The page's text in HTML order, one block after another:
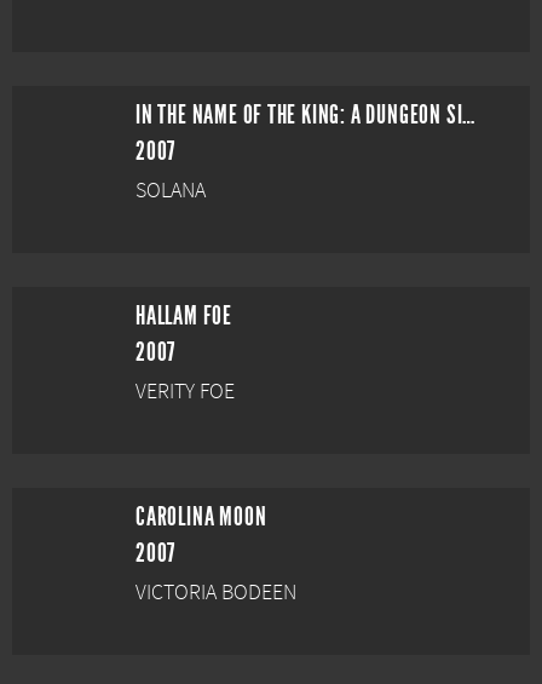
IN THE NAME OF THE KING: A DUNGEON SIEGE TALE
2007
SOLANA
HALLAM FOE
2007
VERITY FOE
CAROLINA MOON
2007
VICTORIA BODEEN